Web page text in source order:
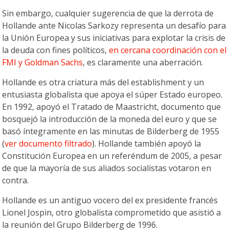
Sin embargo, cualquier sugerencia de que la derrota de
Hollande ante Nicolas Sarkozy representa un desafío para
la Unión Europea y sus iniciativas para explotar la crisis de
la deuda con fines políticos,en cercana coordinación con el
FMI y Goldman Sachs, es claramente una aberración.
Hollande es otra criatura más del establishment y un
entusiasta globalista que apoya el súper Estado europeo.
En 1992, apoyó el Tratado de Maastricht, documento que
bosquejó la introducción de la moneda del euro y que se
basó íntegramente en las minutas de Bilderberg de 1955
(ver documento filtrado). Hollande también apoyó la
Constitución Europea en un referéndum de 2005, a pesar
de que la mayoría de sus aliados socialistas votaron en
contra.
Hollande es un antiguo vocero del ex presidente francés
Lionel Jospin, otro globalista comprometido que asistió a
la reunión del Grupo Bilderberg de 1996.